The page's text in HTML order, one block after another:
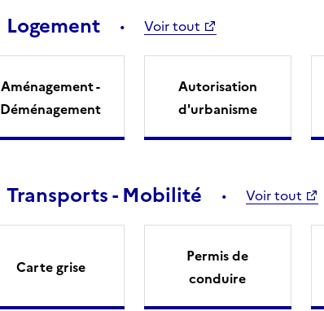
Logement Voir tout
Aménagement -
Déménagement
Autorisation
d'urbanisme
Transports - Mobilité Voir tout
Carte grise
Permis de
conduire